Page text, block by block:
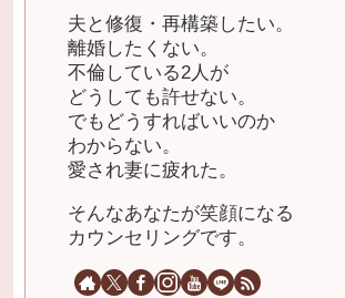
夫と修復・再構築したい。
離婚したくない。
不倫している2人が
どうしても許せない。
でもどうすればいいのか
わからない。
愛され妻に疲れた。
そんなあなたが笑顔になる
カウンセリングです。